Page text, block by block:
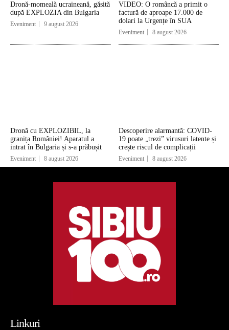
Dronă-momeală ucraineană, găsită
după EXPLOZIA din Bulgaria
Eveniment 9 august 2026
VIDEO: O româncă a primit o
factură de aproape 17.000 de
dolari la Urgențe în SUA
Eveniment 8 august 2026
Dronă cu EXPLOZIBIL, la
granița României! Aparatul a
intrat în Bulgaria și s-a prăbușit
Eveniment 8 august 2026
Descoperire alarmantă: COVID-
19 poate „trezi” virusuri latente și
crește riscul de complicații
Eveniment 8 august 2026
Linkuri